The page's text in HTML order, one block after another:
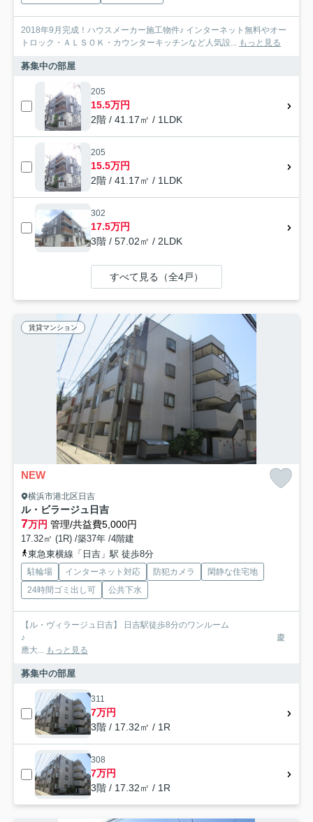
2018年9月完成！ハウスメーカー施工物件♪ インターネット無料やオー
トロック・ＡＬＳＯＫ・カウンターキッチンなど人気設... もっと見る
募集中の部屋
205
15.5万円
2階 / 41.17㎡ / 1LDK
205
15.5万円
2階 / 41.17㎡ / 1LDK
302
17.5万円
3階 / 57.02㎡ / 2LDK
すべて見る（全4戸）
賃貸マンション
NEW
横浜市港北区日吉
ル・ビラージュ日吉
7万円 管理/共益費5,000円
17.32㎡ (1R) /築37年 /4階建
東急東横線「日吉」駅 徒歩8分
駐輪場 インターネット対応 防犯カメラ
閑静な住宅地
24時間ゴミ出し可
公共下水
【ル・ヴィラージュ日吉】 日吉駅徒歩8分のワンルーム
♪ 慶
應大... もっと見る
募集中の部屋
311
7万円
3階 / 17.32㎡ / 1R
308
7万円
3階 / 17.32㎡ / 1R